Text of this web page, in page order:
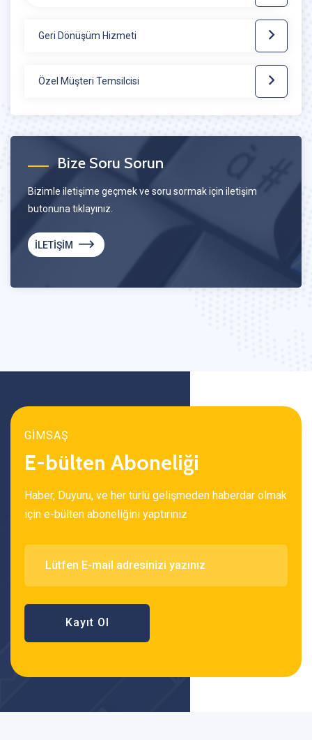
Geri Dönüşüm Hizmeti
Özel Müşteri Temsilcisi
Bize Soru Sorun
Bizimle iletişime geçmek ve soru sormak için iletişim
butonuna tıklayınız.
İLETİŞİM
GİMSAŞ
E-bülten Aboneliği
Haber, Duyuru, ve her türlü gelişmeden haberdar olmak
için e-bülten aboneliğini yaptırınız
Kayıt Ol